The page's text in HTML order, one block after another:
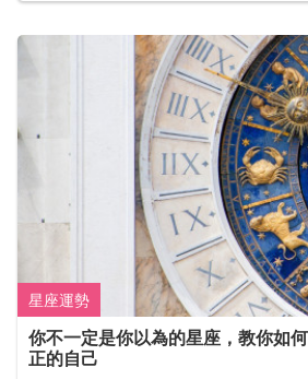
星座運勢
你不一定是你以為的星座，教你如
正的自己